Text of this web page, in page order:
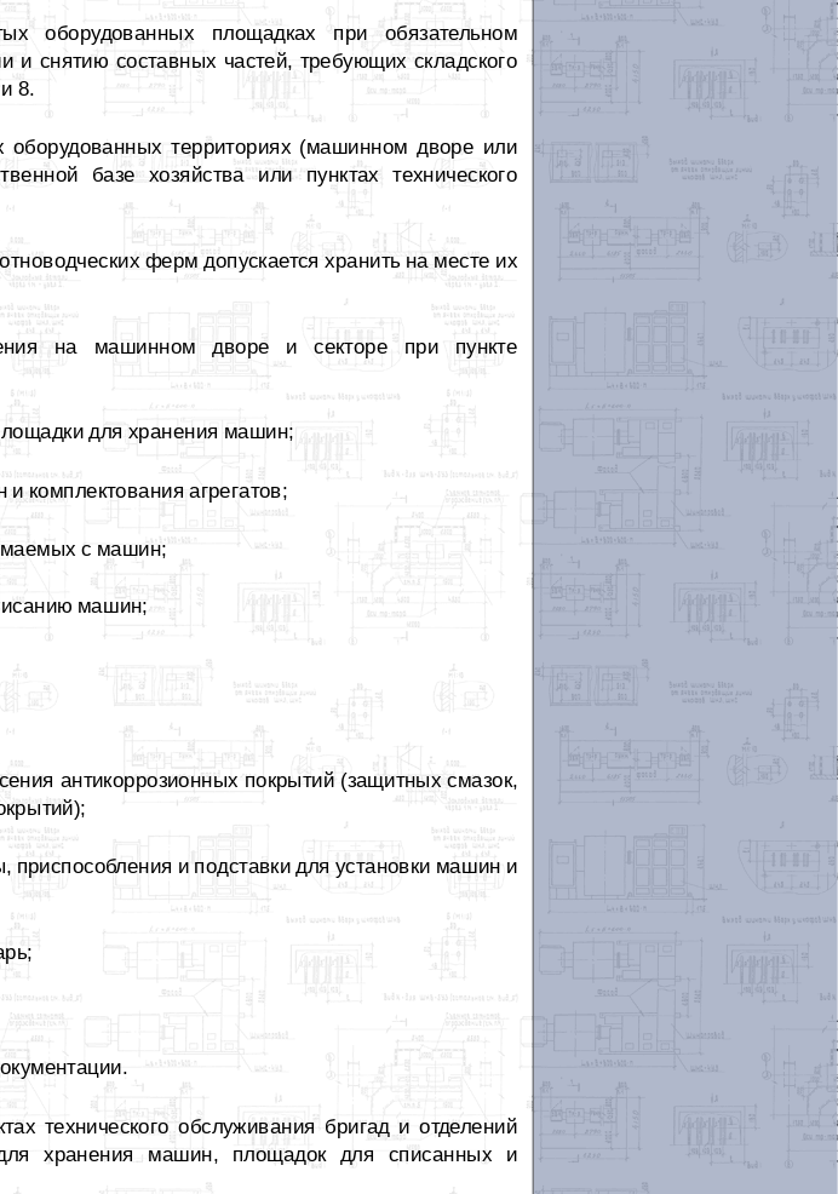
оборудованных площадках при обязательном
и снятию составных частей, требующих складского
8.
территориях (машинном дворе или
базе хозяйства или пунктах технического
ферм допускается хранить на месте их
на машинном дворе и секторе при пункте
для хранения машин;
комплектования агрегатов;
с машин;
машин;
антикоррозионных покрытий (защитных смазок,
и подставки для установки машин и
технического обслуживания бригад и отделений
хранения машин, площадок для списанных и